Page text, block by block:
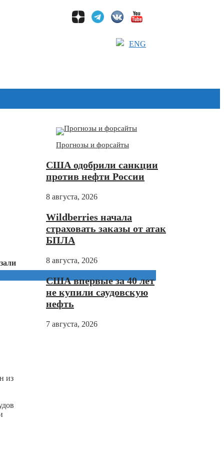
ENG
из
Прогнозы и форсайты
США одобрили санкции
против нефти России
8 августа, 2026
Wildberries начала
страховать заказы от атак
БПЛА
8 августа, 2026
США впервые за 40 лет
не купили саудовскую
нефть
7 августа, 2026